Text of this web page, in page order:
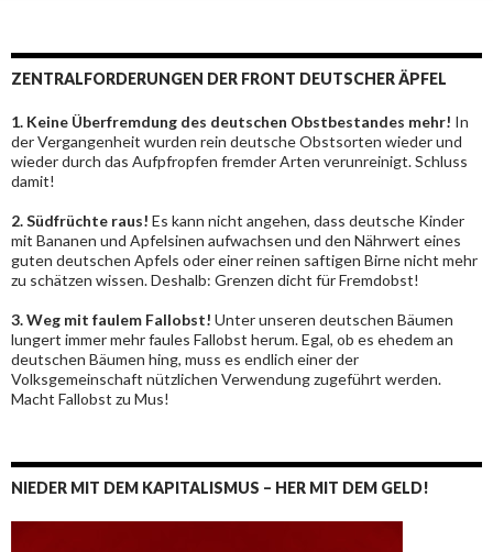
ZENTRALFORDERUNGEN DER FRONT DEUTSCHER ÄPFEL
1. Keine Überfremdung des deutschen Obstbestandes mehr! In
der Vergangenheit wurden rein deutsche Obstsorten wieder und
wieder durch das Aufpfropfen fremder Arten verunreinigt. Schluss
damit!
2. Südfrüchte raus! Es kann nicht angehen, dass deutsche Kinder
mit Bananen und Apfelsinen aufwachsen und den Nährwert eines
guten deutschen Apfels oder einer reinen saftigen Birne nicht mehr
zu schätzen wissen. Deshalb: Grenzen dicht für Fremdobst!
3. Weg mit faulem Fallobst! Unter unseren deutschen Bäumen
lungert immer mehr faules Fallobst herum. Egal, ob es ehedem an
deutschen Bäumen hing, muss es endlich einer der
Volksgemeinschaft nützlichen Verwendung zugeführt werden.
Macht Fallobst zu Mus!
NIEDER MIT DEM KAPITALISMUS – HER MIT DEM GELD!